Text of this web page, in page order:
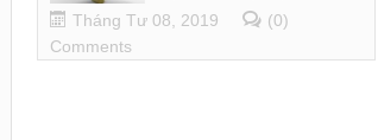
Tháng Tư 08, 2019
(0)
Comments